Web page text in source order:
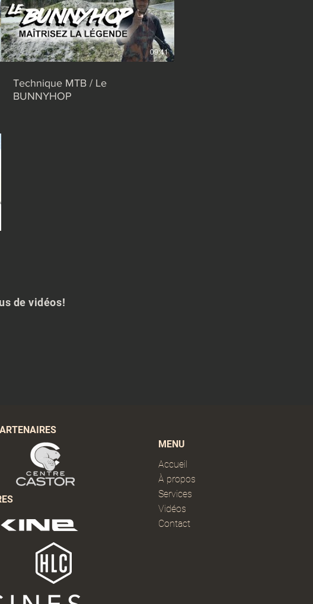
09:41
Technique MTB / Le
BUNNYHOP
de vidéos!
MENU
Accueil
À propos
Services
Vidéos
Contact